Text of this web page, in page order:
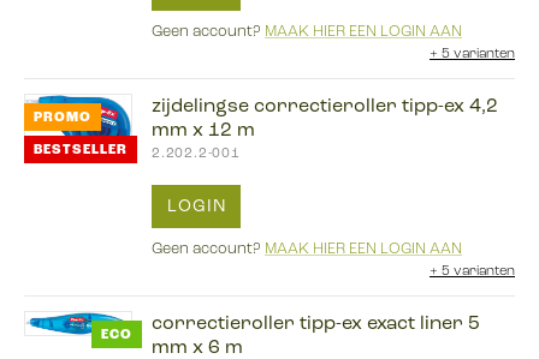
Geen account? MAAK HIER EEN LOGIN AAN
+ 5 varianten
PROMO
BESTSELLER
zijdelingse correctieroller tipp-ex 4,2
mm x 12 m
2.202.2-001
LOGIN
Geen account? MAAK HIER EEN LOGIN AAN
+ 5 varianten
ECO
correctieroller tipp-ex exact liner 5
mm x 6 m